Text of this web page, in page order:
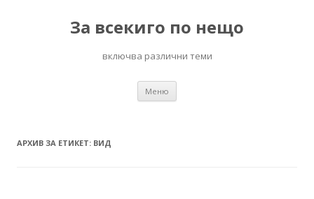
За всекиго по нещо
включва различни теми
Меню
АРХИВ ЗА ЕТИКЕТ: ВИД